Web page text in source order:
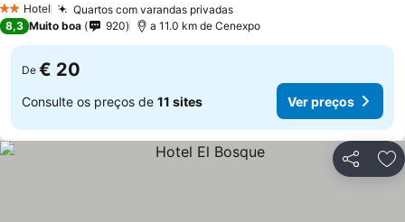
2 Estrelas
Hotel Quartos com varandas privadasVer preços
8,3 Muito boa 920 a 11.0 km de Cenexpo
De € 20
Consulte os preços de 11 sites Ver preços
Partilhar